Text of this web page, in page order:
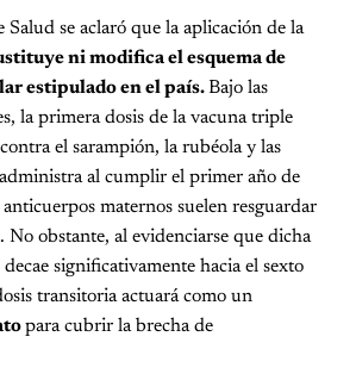
Salud se aclaró que la aplicación de la
ni modifica el esquema de
estipulado en el país.Bajo las
la primera dosis de la vacuna triple
el sarampión, la rubéola y las
administra al cumplir el primer año de
maternos suelen resguardar
No obstante, al evidenciarse que dicha
significativamente hacia el sexto
transitoria actuará como un
para cubrir la brecha de